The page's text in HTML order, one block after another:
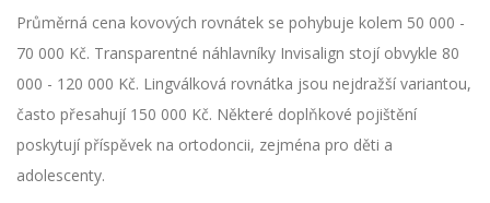
Průměrná cena kovových rovnátek se pohybuje kolem 50 000 -
70 000 Kč. Transparentné náhlavníky Invisalign stojí obvykle 80
000 - 120 000 Kč. Lingválková rovnátka jsou nejdražší variantou,
často přesahují 150 000 Kč. Některé doplňkové pojištění
poskytují příspěvek na ortodoncii, zejména pro děti a
adolescenty.